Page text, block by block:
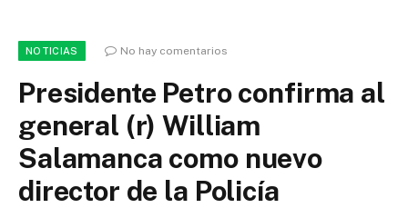
NOTICIAS No hay comentarios
Presidente Petro confirma al
general (r) William
Salamanca como nuevo
director de la Policía